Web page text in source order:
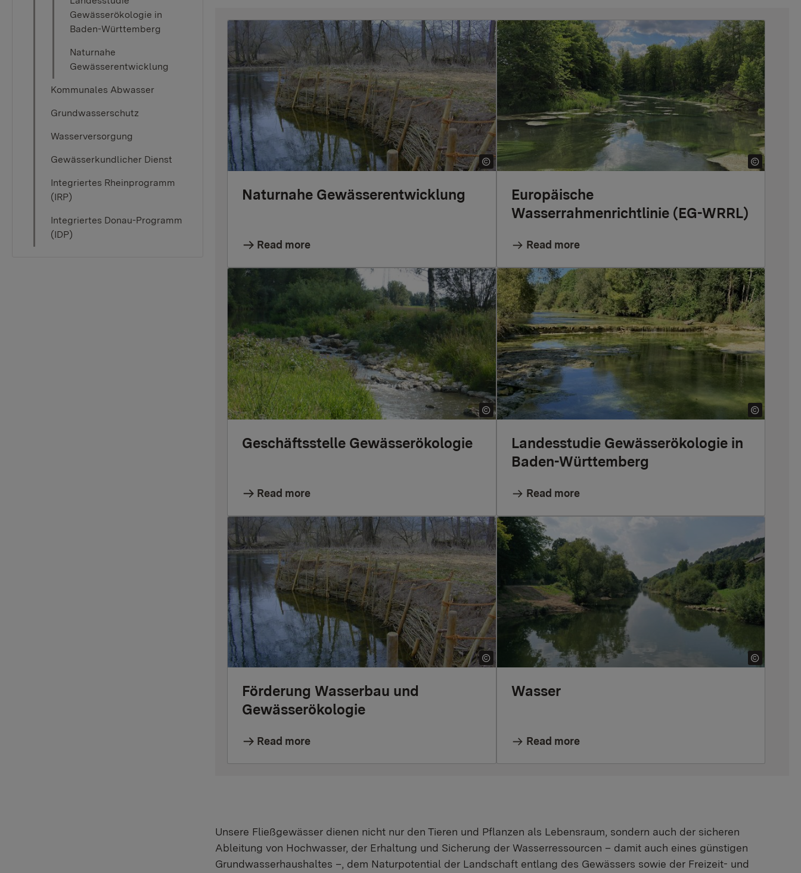
Gewässerökologie in
Baden-Württemberg
Naturnahe
Gewässerentwicklung
Kommunales Abwasser
Grundwasserschutz
Wasserversorgung
Gewässerkundlicher Dienst
Integriertes Rheinprogramm
(IRP)
Integriertes Donau-Programm
(IDP)
Naturnahe Gewässerentwicklung
Read more
Europäische
Wasserrahmenrichtlinie (EG-WRRL)
Read more
Geschäftsstelle Gewässerökologie
Read more
Landesstudie Gewässerökologie in
Baden-Württemberg
Read more
Förderung Wasserbau und
Gewässerökologie
Read more
Wasser
Read more
Unsere Fließgewässer dienen nicht nur den Tieren und Pflanzen als Lebensraum, sondern auch der sicheren
Ableitung von Hochwasser, der Erhaltung und Sicherung der Wasserressourcen – damit auch eines günstigen
Grundwasserhaushaltes –, dem Naturpotential der Landschaft entlang des Gewässers sowie der Freizeit- und